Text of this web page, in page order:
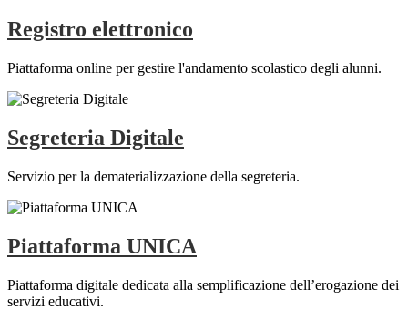
Registro elettronico
Piattaforma online per gestire l'andamento scolastico degli alunni.
Segreteria Digitale
Servizio per la dematerializzazione della segreteria.
Piattaforma UNICA
Piattaforma digitale dedicata alla semplificazione dell’erogazione dei
servizi educativi.